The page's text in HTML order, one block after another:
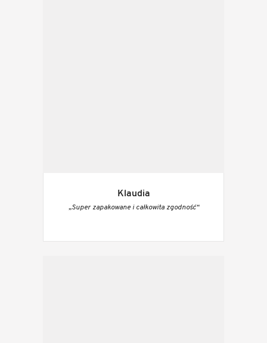
Klaudia
„Super zapakowane i całkowita zgodność“